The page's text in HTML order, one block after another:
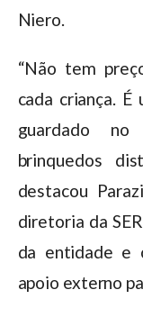
Niero.
“Não tem
cada criança.
guardado
brinquedos
destacou
diretoria da
da entidade e
apoio externo